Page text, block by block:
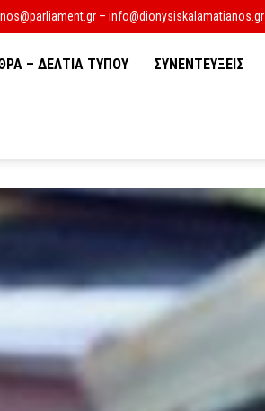
– info@dionysiskalamatianos.gr
– ΔΕΛΤΙΑ ΤΥΠΟΥ ΣΥΝΕΝΤΕΥΞΕΙΣ